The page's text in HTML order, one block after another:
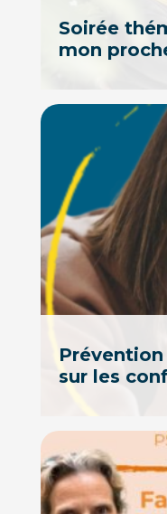
Soirée
mon
sur les